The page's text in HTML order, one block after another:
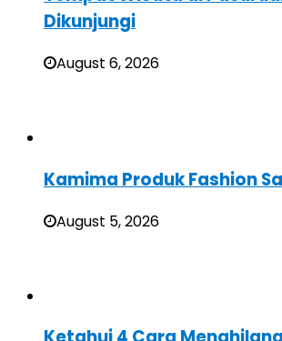
Dikunjungi
August 6, 2026
Kamima Produk Fashion
August 5, 2026